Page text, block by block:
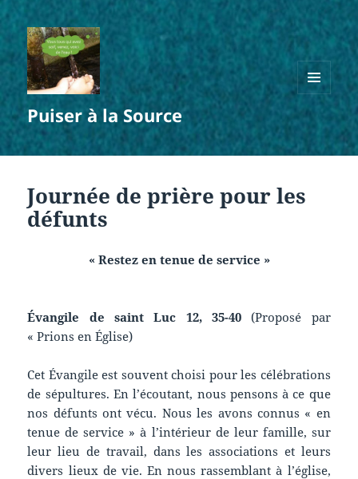
Puiser à la Source
MENU
ET
WIDGETS
Journée de prière pour les
défunts
« Restez en tenue de service »
Évangile de saint Luc 12, 35-40(Proposé par
« Prions en Église)
Cet Évangile est souvent choisi pour les célébrations
de sépultures. En l’écoutant, nous pensons à ce que
nos défunts ont vécu. Nous les avons connus « en
tenue de service » à l’intérieur de leur famille, sur
leur lieu de travail, dans les associations et leurs
divers lieux de vie. En nous rassemblant à l’église,